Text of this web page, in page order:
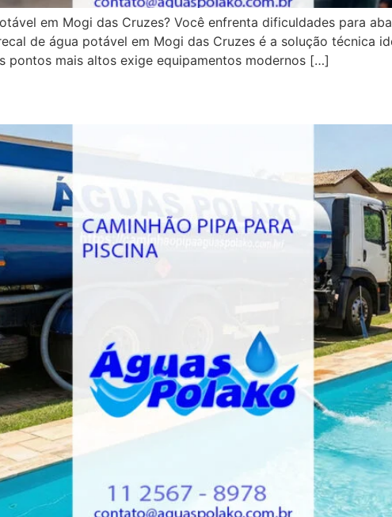
em Mogi das Cruzes? Você enfrenta dificuldades para
de água potável em Mogi das Cruzes é a solução técnica
pontos mais altos exige equipamentos modernos […]